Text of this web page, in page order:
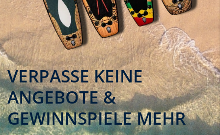
VERPASSE KEINE
ANGEBOTE &
GEWINNSPIELE MEHR